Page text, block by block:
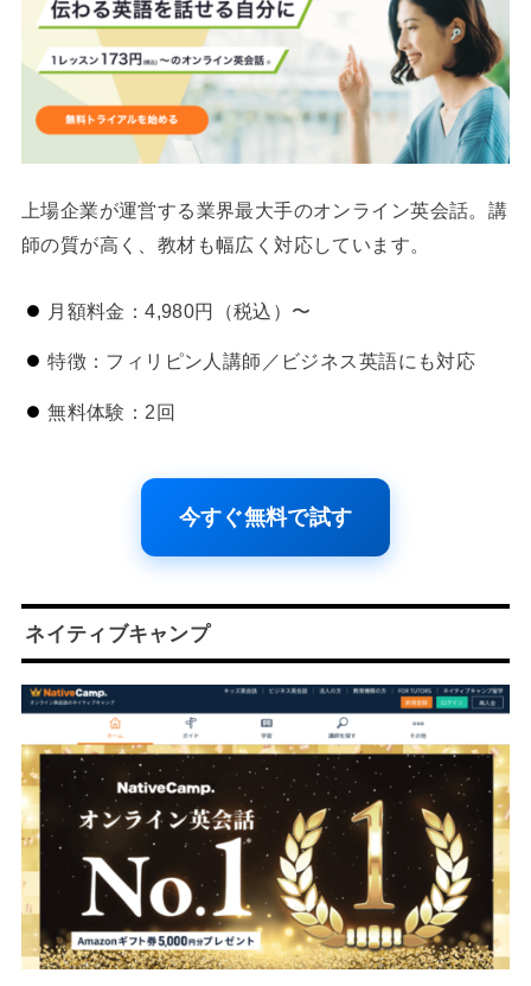
上場企業が運営する業界最大手のオンライン英会話。講
師の質が高く、教材も幅広く対応しています。
月額料金：4,980円（税込）〜
特徴：フィリピン人講師／ビジネス英語にも対応
無料体験：2回
今すぐ無料で試す
ネイティブキャンプ